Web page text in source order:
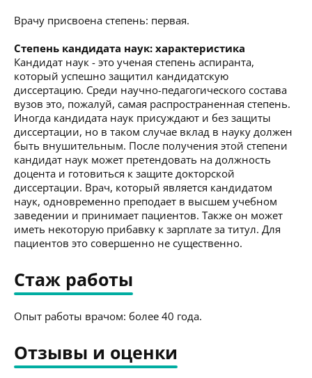
Врачу присвоена степень: первая.
Степень кандидата наук: характеристика
Кандидат наук - это ученая степень аспиранта,
который успешно защитил кандидатскую
диссертацию. Среди научно-педагогического состава
вузов это, пожалуй, самая распространенная степень.
Иногда кандидата наук присуждают и без защиты
диссертации, но в таком случае вклад в науку должен
быть внушительным. После получения этой степени
кандидат наук может претендовать на должность
доцента и готовиться к защите докторской
диссертации. Врач, который является кандидатом
наук, одновременно преподает в высшем учебном
заведении и принимает пациентов. Также он может
иметь некоторую прибавку к зарплате за титул. Для
пациентов это совершенно не существенно.
Стаж работы
Опыт работы врачом: более 40 года.
Отзывы и оценки